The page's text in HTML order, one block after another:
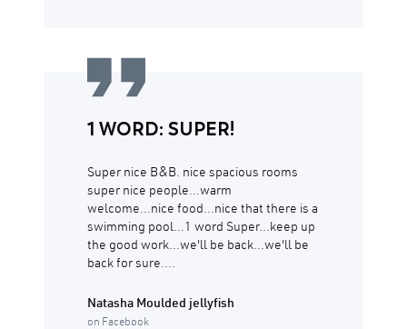
1 WORD: SUPER!
Super nice B&B. nice spacious rooms
super nice people...warm
welcome...nice food...nice that there is a
swimming pool...1 word Super...keep up
the good work...we'll be back...we'll be
back for sure....
Natasha Moulded jellyfish
on Facebook